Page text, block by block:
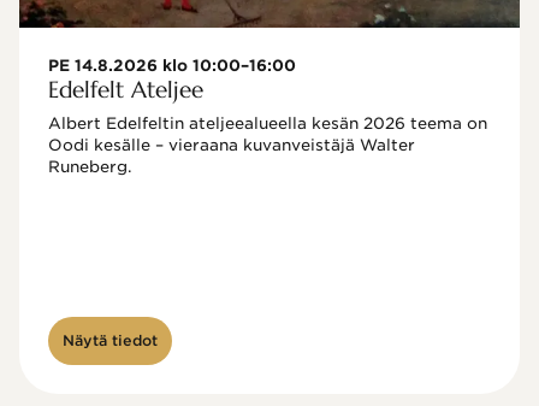
PE 14.8.2026 klo 10:00–16:00
Edelfelt Ateljee
Albert Edelfeltin ateljeealueella kesän 2026 teema on
Oodi kesälle – vieraana kuvanveistäjä Walter
Näytä tiedot